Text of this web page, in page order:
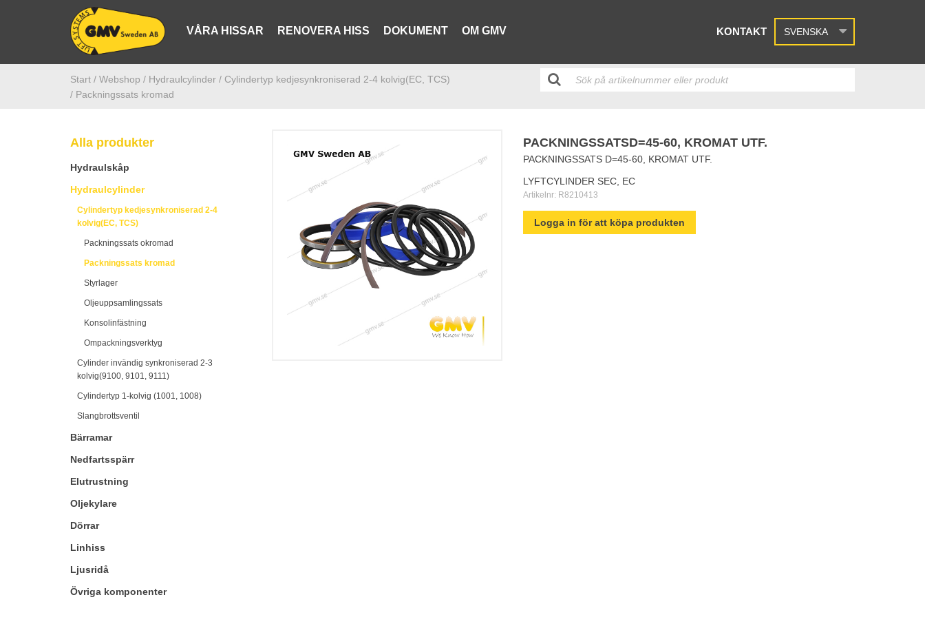
VÅRA HISSAR RENOVERA HISS DOKUMENT OM GMV KONTAKT SVENSKA
Start / Webshop / Hydraulcylinder / Cylindertyp kedjesynkroniserad 2-4 kolvig(EC, TCS)
/ Packningssats kromad
Alla produkter
Hydraulskåp
Hydraulcylinder
Cylindertyp kedjesynkroniserad 2-4
kolvig(EC, TCS)
Packningssats okromad
Packningssats kromad
Styrlager
Oljeuppsamlingssats
Konsolinfästning
Ompackningsverktyg
Cylinder invändig synkroniserad 2-3
kolvig(9100, 9101, 9111)
Cylindertyp 1-kolvig (1001, 1008)
Slangbrottsventil
Bärramar
Nedfartsspärr
Elutrustning
Oljekylare
Dörrar
Linhiss
Ljusridå
Övriga komponenter
PACKNINGSSATSD=45-60, KROMAT UTF.
PACKNINGSSATS D=45-60, KROMAT UTF.
LYFTCYLINDER SEC, EC
Artikelnr: R8210413
Logga in för att köpa produkten